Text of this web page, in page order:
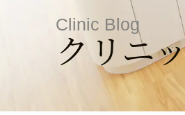
Clinic Blog
クリニ